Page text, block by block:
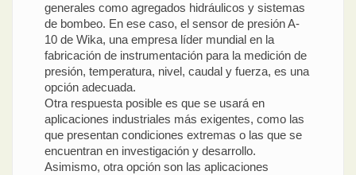
generales como agregados hidráulicos y sistemas
de bombeo. En ese caso, el sensor de presión A-
10 de Wika, una empresa líder mundial en la
fabricación de instrumentación para la medición de
presión, temperatura, nivel, caudal y fuerza, es una
opción adecuada.
Otra respuesta posible es que se usará en
aplicaciones industriales más exigentes, como las
que presentan condiciones extremas o las que se
encuentran en investigación y desarrollo.
Asimismo, otra opción son las aplicaciones